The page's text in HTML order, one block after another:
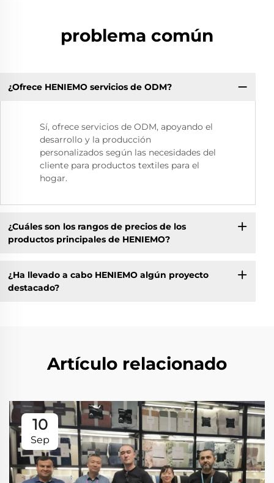
problema común
¿Ofrece HENIEMO servicios de ODM?
Sí, ofrece servicios de ODM, apoyando el
desarrollo y la producción
personalizados según las necesidades del
cliente para productos textiles para el
hogar.
¿Cuáles son los rangos de precios de los
productos principales de HENIEMO?
¿Ha llevado a cabo HENIEMO algún proyecto
destacado?
Artículo relacionado
10
Sep